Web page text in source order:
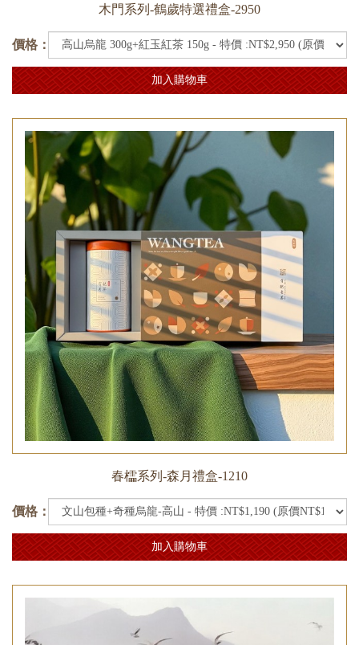
木門系列-鶴歲特選禮盒-2950
價格：
加入購物車
春櫺系列-森月禮盒-1210
價格：
加入購物車